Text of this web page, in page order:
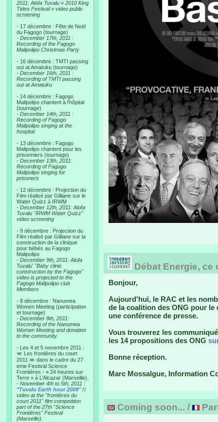
2011: Alofa Tuvalu « 2010 King
Tides Festival » video public
screening
- 17 décembre : Fête de Noël
du Fagogo (tournage)
- December 17th, 2011 :
Recording of the Fagogo
Malipolipo Christmas Party
- 16 décembre : TMTI passing
out at Amatuku (tournage)
- December 16th, 2011 :
Recording of TMTI passing
out at Amatuku
- 14 décembre : Fagogo
Malipolipo chantent à l'hôpital
(tournage)
- December 14th, 2011 :
Recording of Fagogo
Malipolipo singing at the
hospital
- 13 décembre : Fagogo
Malipolipo chantent pour les
prisonniers (tournage)
- December 13th, 2011:
Recording of Fagogo
Malipolipo singing for
prisoners
- 12 décembre : Projection du
Film réalisé par Gilliane sur le
Water Quizz à IRWM
- December 12th, 2011: Alofa
Tuvalu "IRWM Water Quizz"
video screening
- 9 décembre : Projection du
Film réalisé par Gilliane sur la
construction de la clinique
pour bébés au Fagogo
Malipolipo
- December 9th, 2011: Alofa
Tuvalu' "Baby clinic
construction by the Fagogo"
video is projected to the
Fagogo Malipolipo club
Members
- 8 décembre : Nanumea
Women Meeting (participation
et tournage)
- December 8th, 2011:
Recording of the Nanumea
Women Meeting and donation
to the community.
- Les 4 et 5 novembre 2011 :
≪ Les frontières du court
2011 ≫ dans le cadre du 27
eme Festival Science
Frontières - « 24 heures sur
Terre » à L’Alcazar (Marseille).
- November 4th to 5th, 2011 :
"Tuvalu Earth hour 2009" !!
video at the "frontières du
court 2011" film competition
part of the 27th "Science
Frontières" Festival
(Marseille).
Débat Energie,
Bonjour,
Aujourd'hui, le RAC et les
de la coalition des ONG pour
une conférence de presse.
Vous trouverez les
les 14 propositions des ONG
Bonne réception.
Marc Mossalgue, Information
Coming soon... /